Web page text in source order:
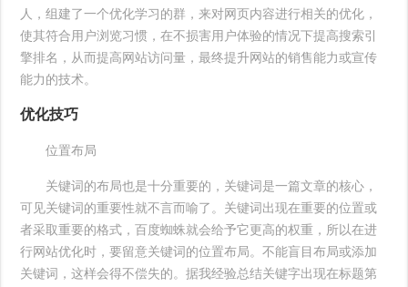
人，组建了一个优化学习的群，来对网页内容进行相关的优化，
使其符合用户浏览习惯，在不损害用户体验的情况下提高搜索引
擎排名，从而提高网站访问量，最终提升网站的销售能力或宣传
能力的技术。
优化技巧
位置布局
关键词的布局也是十分重要的，关键词是一篇文章的核心，
可见关键词的重要性就不言而喻了。关键词出现在重要的位置或
者采取重要的格式，百度蜘蛛就会给予它更高的权重，所以在进
行网站优化时，要留意关键词的位置布局。不能盲目布局或添加
关键词，这样会得不偿失的。据我经验总结关键字出现在标题第